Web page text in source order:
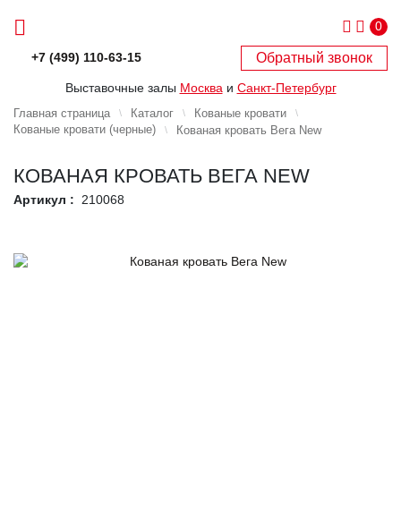
0
+7 (499) 110-63-15 Обратный звонок
Выставочные залы Москва и Санкт-Петербург
Главная страница Каталог
Кованые кровати
Кованые кровати (черные)
Кованая кровать Вега New
КОВАНАЯ КРОВАТЬ ВЕГА NEW
Артикул : 210068